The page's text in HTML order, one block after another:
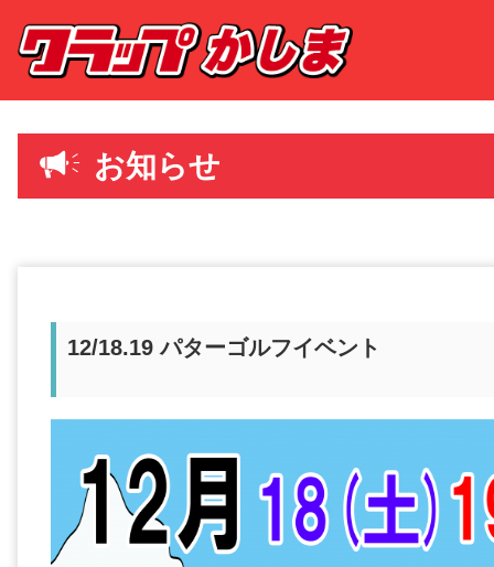
お知らせ
12/18.19 パターゴルフイベント